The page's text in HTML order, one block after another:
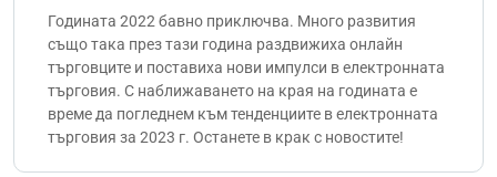
Годината 2022 бавно приключва. Много развития
също така през тази година раздвижиха онлайн
търговците и поставиха нови импулси в електронната
търговия. С наближаването на края на годината е
време да погледнем към тенденциите в електронната
търговия за 2023 г. Останете в крак с новостите!